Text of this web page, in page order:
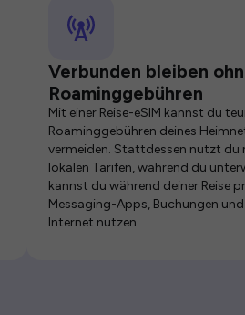
Verbunden bleiben
Roaminggebühren
Mit einer Reise-eSIM kannst du
Roaminggebühren deines
vermeiden. Stattdessen nutzt du
lokalen Tarifen, während du
kannst du während deiner Reise
Messaging-Apps, Buchungen
Internet nutzen.